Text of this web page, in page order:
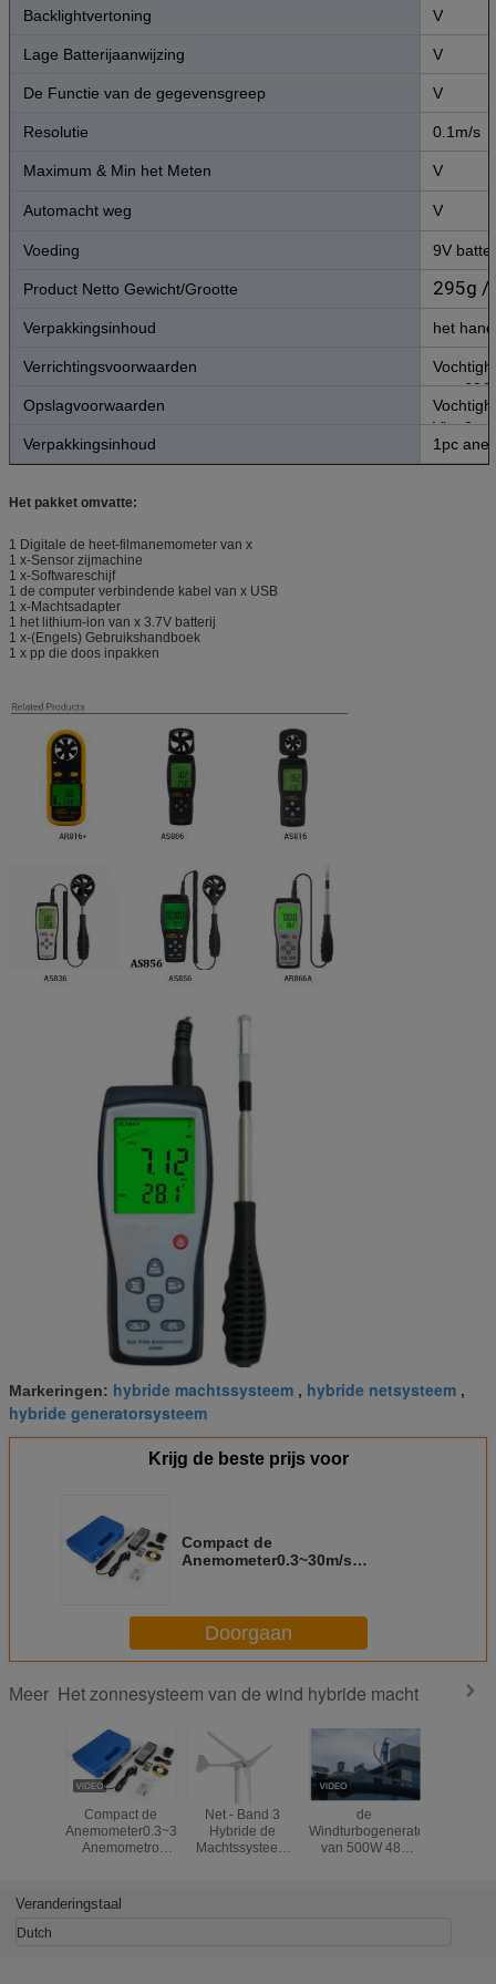
Backlightvertoning V
Lage Batterijaanwijzing V
De Functie van de gegevensgreep V
Resolutie 0.1m/s
Maximum & Min het Meten V
Automacht weg V
Voeding 9V
Product Netto Gewicht/Grootte 295g /
Verpakkingsinhoud het
Verrichtingsvoorwaarden
aan 60C
Opslagvoorwaarden
Vin: 0
Verpakkingsinhoud
1pc
Het pakket omvatte:
1 Digitale de heet-filmanemometer van x
1 x-Sensor zijmachine
1 x-Softwareschijf
1 de computer verbindende kabel van x USB
1 x-Machtsadapter
1 het lithium-ion van x 3.7V batterij
1 x-(Engels) Gebruikshandboek
1 x pp die doos inpakken
Markeringen: hybride machtssysteem , hybride netsysteem ,
hybride generatorsysteem
Krijg de beste prijs voor
Compact de
Anemometer0.3~30m/s
Doorgaan
Meer Het zonnesysteem van de wind hybride macht
Compact de
Anemometer0.3~30m/s
Anemometro
Windsnelheid
Net - Band 3
Hybride de
Machtssysteem
de
Windturbogenerator
van 500W 48v
Veranderingstaal
Dutch